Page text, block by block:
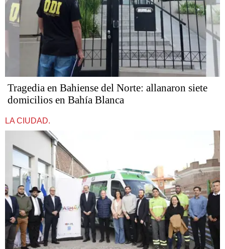
Tragedia en Bahiense del Norte: allanaron siete
domicilios en Bahía Blanca
LA CIUDAD.